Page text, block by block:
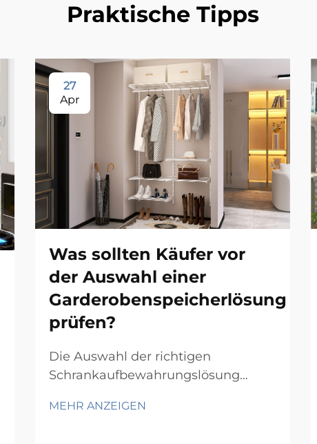
Praktische Tipps
27
Apr
Was sollten Käufer vor
der Auswahl einer
Garderobenspeicherlösung
prüfen?
Die Auswahl der richtigen
Schrankaufbewahrungslösung
Bewertung mehrerer Faktoren, die
MEHR ANZEIGEN